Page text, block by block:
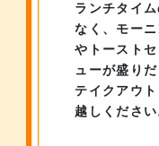
ランチタイ
なく、 モー
やトースト
ューが盛りだ
テイクアウ
越しください